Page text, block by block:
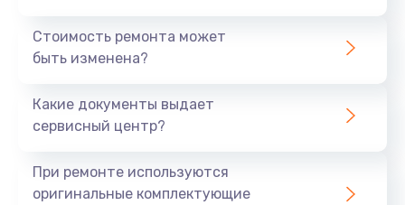
Ремонт шлейфа
Заказать
от 1190 руб.
Стоимость ремонта может
быть изменена?
Какие документы выдает
сервисный центр?
При ремонте используются
оригинальные комплектующие